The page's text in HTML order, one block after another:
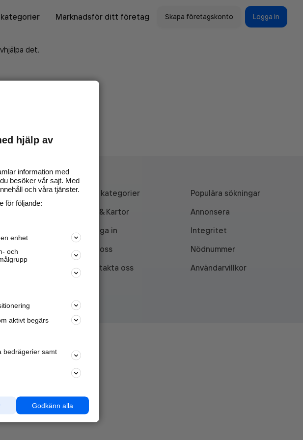
Marknadsför ditt företag Skapa företagskonto Logga in
det.
företaget på
nära dig.
Alla kategorier
Populära sökningar
API & Kartor
Annonsera
Logga in
Integritet
Om oss
Nödnummer
Kontakta oss
Användarvillkor
hjälp av
information med
besöker vår sajt. Med
och våra tjänster.
för följande:
enhet
och
aktivt begärs
bedrägerier samt
Godkänn alla